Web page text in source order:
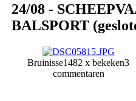
24/08 -
BALSPORT
Bruinisse1482 x bekeken3
commentaren